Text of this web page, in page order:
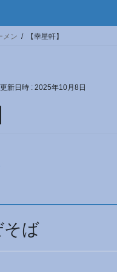
メン 【幸星軒】
新日時 : 2025年10月8日
そば